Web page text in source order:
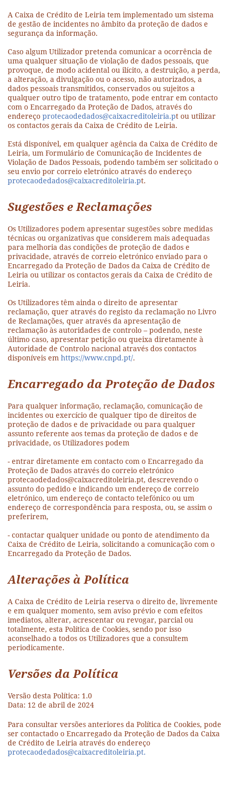
A Caixa de Crédito de Leiria tem implementado um sistema
de gestão de incidentes no âmbito da proteção de dados e
segurança da informação.
Caso algum Utilizador pretenda comunicar a ocorrência de
uma qualquer situação de violação de dados pessoais, que
provoque, de modo acidental ou ilícito, a destruição, a perda,
a alteração, a divulgação ou o acesso, não autorizados, a
dados pessoais transmitidos, conservados ou sujeitos a
qualquer outro tipo de tratamento, pode entrar em contacto
com o Encarregado da Proteção de Dados, através do
endereço protecaodedados@caixacreditoleiria.pt ou utilizar
os contactos gerais da Caixa de Crédito de Leiria.
Está disponível, em qualquer agência da Caixa de Crédito de
Leiria, um Formulário de Comunicação de Incidentes de
Violação de Dados Pessoais, podendo também ser solicitado o
seu envio por correio eletrónico através do endereço
protecaodedados@caixacreditoleiria.pt.
Sugestões e Reclamações
Os Utilizadores podem apresentar sugestões sobre medidas
técnicas ou organizativas que considerem mais adequadas
para melhoria das condições de proteção de dados e
privacidade, através de correio eletrónico enviado para o
Encarregado da Proteção de Dados da Caixa de Crédito de
Leiria ou utilizar os contactos gerais da Caixa de Crédito de
Leiria.
Os Utilizadores têm ainda o direito de apresentar
reclamação, quer através do registo da reclamação no Livro
de Reclamações, quer através da apresentação de
reclamação às autoridades de controlo – podendo, neste
último caso, apresentar petição ou queixa diretamente à
Autoridade de Controlo nacional através dos contactos
disponíveis em https://www.cnpd.pt/.
Encarregado da Proteção de Dados
Para qualquer informação, reclamação, comunicação de
incidentes ou exercício de qualquer tipo de direitos de
proteção de dados e de privacidade ou para qualquer
assunto referente aos temas da proteção de dados e de
privacidade, os Utilizadores podem
- entrar diretamente em contacto com o Encarregado da
Proteção de Dados através do correio eletrónico
protecaodedados@caixacreditoleiria.pt, descrevendo o
assunto do pedido e indicando um endereço de correio
eletrónico, um endereço de contacto telefónico ou um
endereço de correspondência para resposta, ou, se assim o
preferirem,
- contactar qualquer unidade ou ponto de atendimento da
Caixa de Crédito de Leiria, solicitando a comunicação com o
Encarregado da Proteção de Dados.
Alterações à Política
A Caixa de Crédito de Leiria reserva o direito de, livremente
e em qualquer momento, sem aviso prévio e com efeitos
imediatos, alterar, acrescentar ou revogar, parcial ou
totalmente, esta Política de Cookies, sendo por isso
aconselhado a todos os Utilizadores que a consultem
periodicamente.
Versões da Política
Versão desta Política: 1.0
Data: 12 de abril de 2024
Para consultar versões anteriores da Política de Cookies, pode
ser contactado o Encarregado da Proteção de Dados da Caixa
de Crédito de Leiria através do endereço
protecaodedados@caixacreditoleiria.pt.